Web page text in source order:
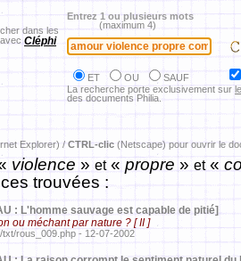
dans les
Cléphi
Entrez 1 ou plusieurs mots
(maximum 4)
ET OU
SAUF
La recherche porte exclusivement sur
des documents Philia.
Explorer) / CTRL-clic (Netscape) pour ouvrir le
violence » et« propre » et«
trouvées :
: L'homme sauvage est capable de pitié]
ou méchant par nature ? [ II ]
rous_009.php - 12-07-2002